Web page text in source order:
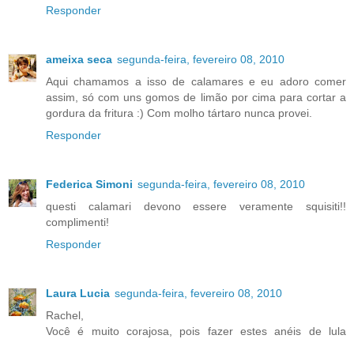
Responder
ameixa seca segunda-feira, fevereiro 08, 2010
Aqui chamamos a isso de calamares e eu adoro comer
assim, só com uns gomos de limão por cima para cortar a
gordura da fritura :) Com molho tártaro nunca provei.
Responder
Federica Simoni segunda-feira, fevereiro 08, 2010
questi calamari devono essere veramente squisiti!!
complimenti!
Responder
Laura Lucia segunda-feira, fevereiro 08, 2010
Rachel,
Você é muito corajosa, pois fazer estes anéis de lula